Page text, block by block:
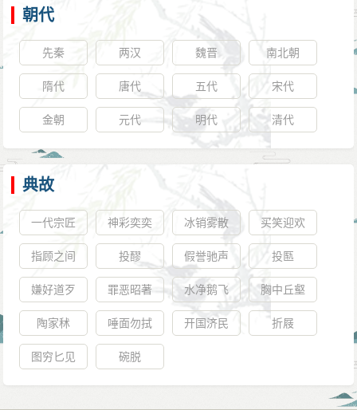
朝代
先秦 两汉 魏晋 南北朝
隋代 唐代 五代 宋代
金朝 元代 明代 清代
典故
一代宗匠 神彩奕奕 冰销雾散 买笑迎欢
指顾之间 投醪 假誉驰声 投匦
嫌好道歹 罪恶昭著 水净鹅飞 胸中丘壑
陶家秫 唾面勿拭 开国济民 折屐
图穷匕见 碗脱